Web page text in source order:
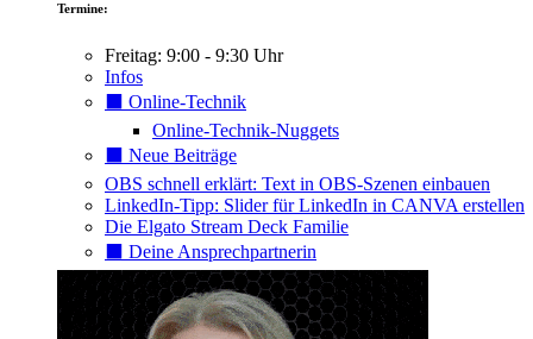
Termine:
Freitag: 9:00 - 9:30 Uhr
Infos
⬛️ Online-Technik
Online-Technik-Nuggets
⬛️ Neue Beiträge
OBS schnell erklärt: Text in OBS-Szenen einbauen
LinkedIn-Tipp: Slider für LinkedIn in CANVA erstellen
Die Elgato Stream Deck Familie
⬛️ Deine Ansprechpartnerin